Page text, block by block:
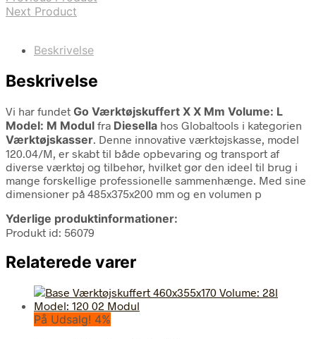
Next Product
Beskrivelse
Beskrivelse
Vi har fundet Go Værktøjskuffert X X Mm Volume: L
Model: M Modul fra Diesella hos Globaltools i kategorien
Værktøjskasser. Denne innovative værktøjskasse, model
120.04/M, er skabt til både opbevaring og transport af
diverse værktøj og tilbehør, hvilket gør den ideel til brug i
mange forskellige professionelle sammenhænge. Med sine
dimensioner på 485x375x200 mm og en volumen p
Yderlige produktinformationer:
Produkt id: 56079
Relaterede varer
På Udsalg! 4%